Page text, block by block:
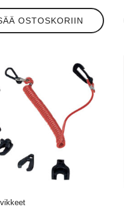
OSTOSKORIIN